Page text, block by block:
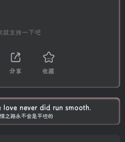
就支持一下吧
分享 收藏
love never did run smooth.
之路永不会是平坦的